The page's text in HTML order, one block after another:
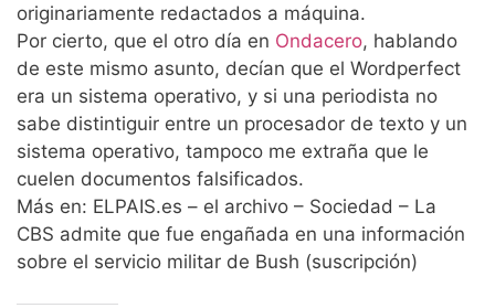
originariamente redactados a máquina.
Por cierto, que el otro día en Ondacero, hablando
de este mismo asunto, decían que el Wordperfect
era un sistema operativo, y si una periodista no
sabe distintiguir entre un procesador de texto y un
sistema operativo, tampoco me extraña que le
cuelen documentos falsificados.
Más en: ELPAIS.es – el archivo – Sociedad – La
CBS admite que fue engañada en una información
sobre el servicio militar de Bush (suscripción)